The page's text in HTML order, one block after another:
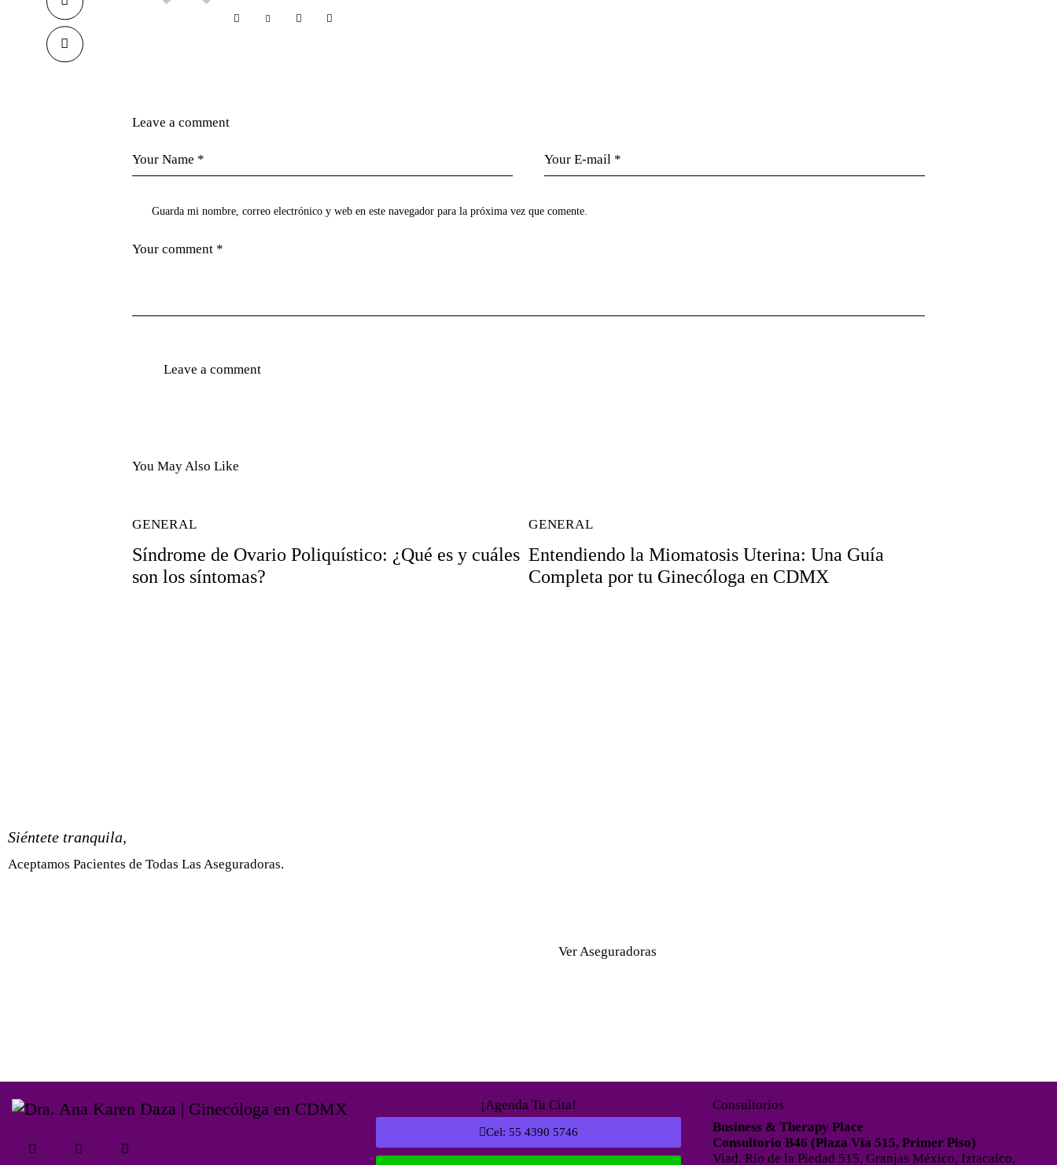
Leave a comment
Guarda mi nombre, correo electrónico y web en este navegador para la próxima vez que comente.
You May Also Like
GENERAL
Síndrome de Ovario Poliquístico: ¿Qué es y cuáles
son los síntomas?
GENERAL
Entendiendo la Miomatosis Uterina: Una Guía
Completa por tu Ginecóloga en CDMX
Siéntete tranquila,
Aceptamos Pacientes de Todas Las Aseguradoras.
Ver Aseguradoras
¡Agenda Tu Cita!
Cel: 55 4390 5746
Consultorios
Business & Therapy Place
Consultorio B46 (Plaza Vía 515, Primer Piso)
Viad. Río de la Piedad 515, Granjas México, Iztacalco,